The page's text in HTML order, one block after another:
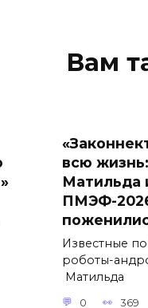
Вам
всю
Матильда
ПМЭФ-
Известные
роботы-
Матильда
0 369